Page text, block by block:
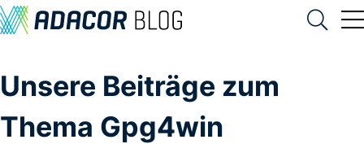
Unsere Beiträge zum
Thema Gpg4win